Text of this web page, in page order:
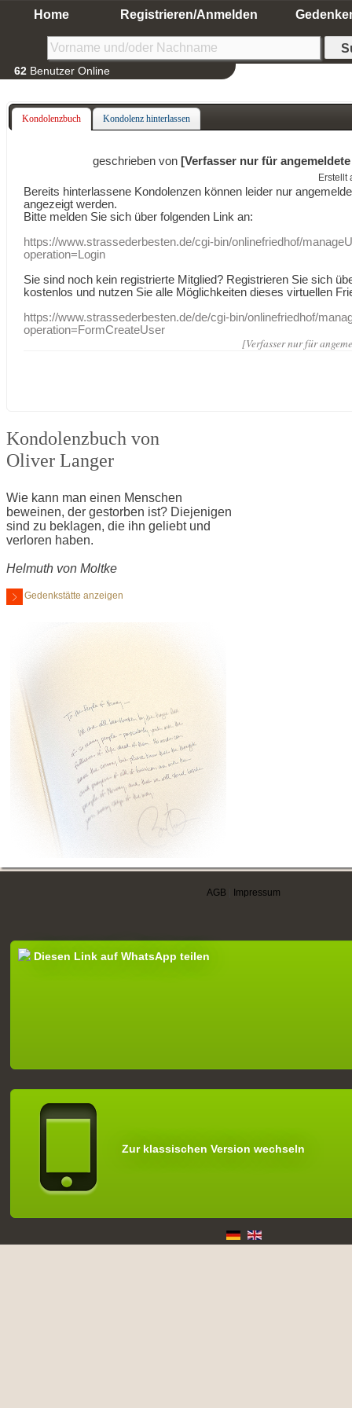
Home Registrieren/Anmelden
62 Benutzer Online
Kondolenzbuch Kondolenz hinterlassen
geschrieben von [Verfasser nur für
Erstellt
Bereits hinterlassene Kondolenzen können leider nur
angezeigt werden.
Bitte melden Sie sich über folgenden Link an:
https://www.strassederbesten.de/cgi-bin/onlinefriedhof/
operation=Login
Sie sind noch kein registrierte Mitglied? Registrieren Sie sich
kostenlos und nutzen Sie alle Möglichkeiten dieses virtuellen
https://www.strassederbesten.de/de/cgi-bin/onlinefriedhof/
operation=FormCreateUser
[Verfasser nur für
Kondolenzbuch von
Oliver Langer
Wie kann man einen Menschen
beweinen, der gestorben ist? Diejenigen
sind zu beklagen, die ihn geliebt und
verloren haben.
Helmuth von Moltke
Gedenkstätte anzeigen
AGB Impressum
Diesen Link auf WhatsApp teilen
Zur klassischen Version wechseln